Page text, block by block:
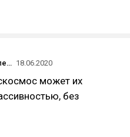
Организатор хакатонов Олег Мансуров пообещал построить сверхлёгкую ракету в России и заявил, что привлёк на это $50 млн 18.06.2020
может их
без